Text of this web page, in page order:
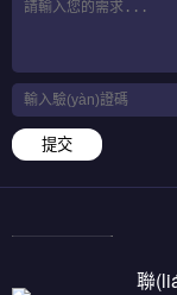
提交
聯